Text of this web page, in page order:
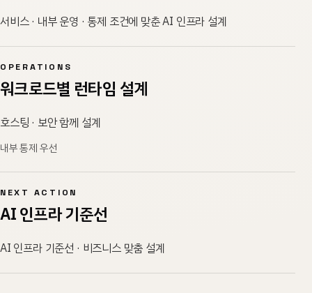
서비스 · 내부 운영 · 통제 조건에 맞춘 AI 인프라 설계
OPERATIONS
워크로드별 런타임 설계
호스팅 · 보안 함께 설계
내부 통제 우선
NEXT ACTION
AI 인프라 기준선
AI 인프라 기준선 · 비즈니스 맞춤 설계